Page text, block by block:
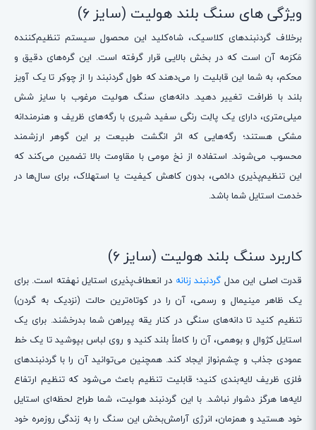
ویژگی های سنگ بلند هولیت (سایز 6)
برخلاف گردنبندهای کلاسیک، شاه‌کلید این محصول سیستم تنظیم‌کننده
مَکرَمه آن است که در بخش بالایی قرار گرفته است. این گره‌های دقیق و
محکم، به شما این قابلیت را می‌دهند که طول گردنبند را از چوکِر تا یک آویز
بلند با ظرافت تغییر دهید. دانه‌های سنگ هولیت مرغوب با سایز شش
میلی‌متری، دارای یک پالِت رنگی سفید شیری با رگه‌های ظریف و هنرمندانه
مشکی هستند؛ رگه‌هایی که اثر انگشت طبیعت بر این گوهر ارزشمند
محسوب می‌شوند. استفاده از نخ مومی با مقاومت بالا تضمین می‌کند که
این تنظیم‌پذیری دائمی، بدون کاهش کیفیت یا استهلاک، برای سال‌ها در
خدمت استایل شما باشد.
کاربرد سنگ بلند هولیت (سایز 6)
قدرت اصلی این مدل گردنبند زنانه در انعطاف‌پذیری استایل نهفته است. برای
یک ظاهر مینیمال و رسمی، آن را در کوتاه‌ترین حالت (نزدیک به گردن)
تنظیم کنید تا دانه‌های سنگی در کنار یقه پیراهن شما بدرخشند. برای یک
استایل کژوال و بوهمی، آن را کاملاً بلند کنید و روی لباس بپوشید تا یک خط
عمودی جذاب و چشم‌نواز ایجاد کند. همچنین می‌توانید آن را با گردنبندهای
فلزی ظریف لایه‌بندی کنید؛ قابلیت تنظیم باعث می‌شود که تنظیم ارتفاع
لایه‌ها هرگز دشوار نباشد. با این گردنبند هولیت، شما طراح لحظه‌ای استایل
خود هستید و همزمان، انرژی آرامش‌بخش این سنگ را به زندگی روزمره خود